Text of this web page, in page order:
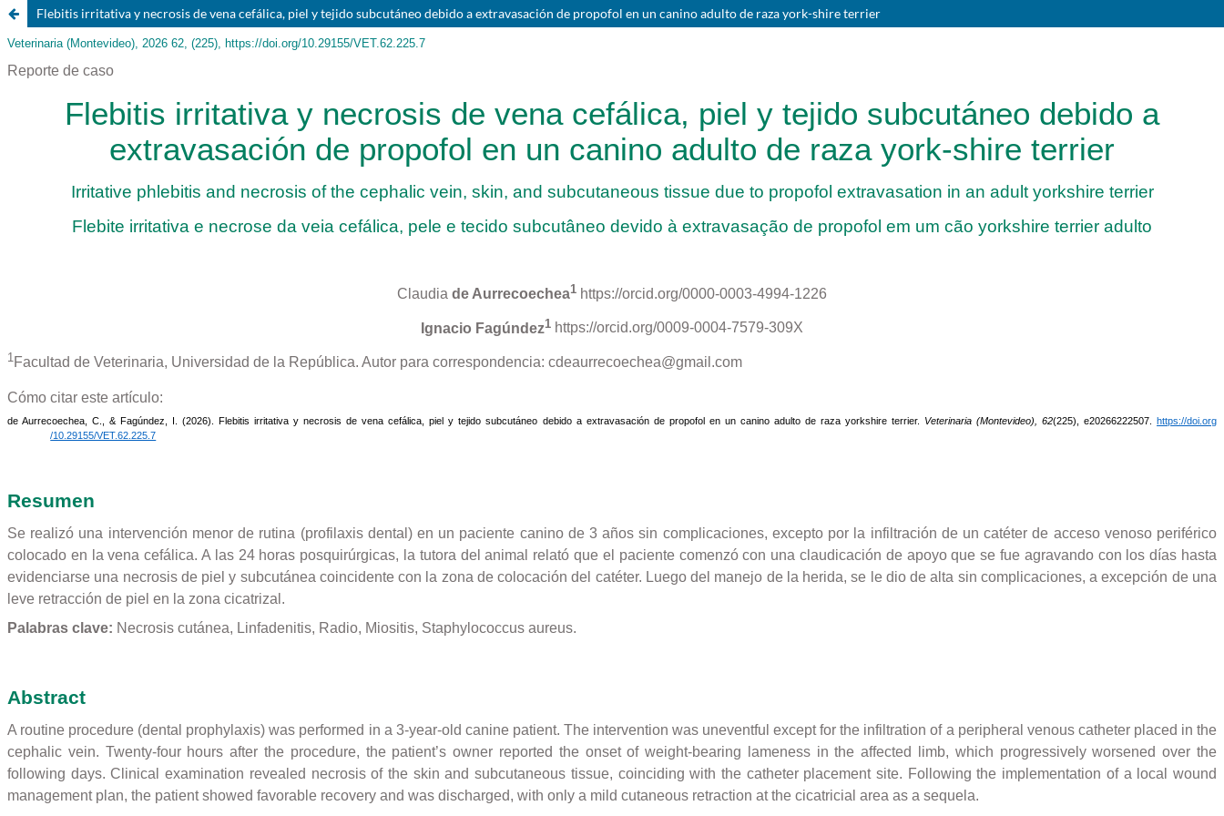
Flebitis irritativa y necrosis de vena cefálica, piel y tejido subcutáneo debido a extravasación de propofol en un canino adulto de raza york-shire terrier